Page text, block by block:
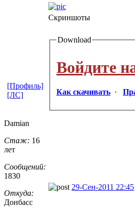
Скриншоты
Download
Войдите
Как скачивать ·
[Профиль]
[ЛС]
Damian
Стаж: 16
лет
Сообщений:
1830
Откуда:
Донбасс
29-Сен-2011 22:45